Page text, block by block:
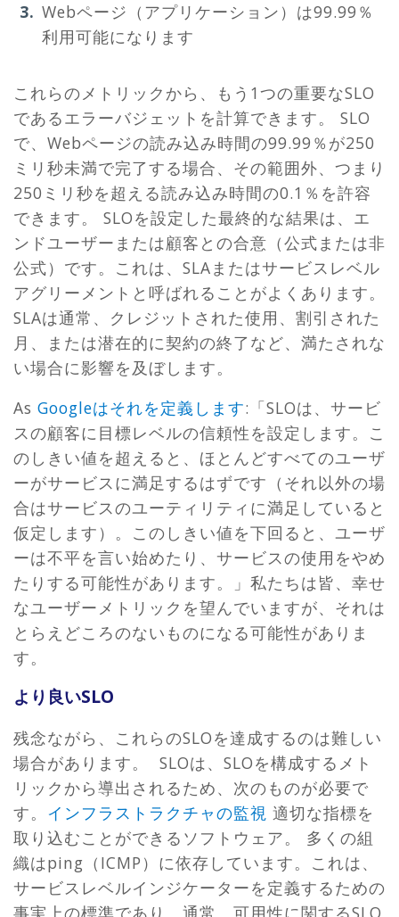
Webページ（アプリケーション）は99.99％
利用可能になります
これらのメトリックから、もう1つの重要なSLO
であるエラーバジェットを計算できます。 SLO
で、Webページの読み込み時間の99.99％が250
ミリ秒未満で完了する場合、その範囲外、つまり
250ミリ秒を超える読み込み時間の0.1％を許容
できます。 SLOを設定した最終的な結果は、エ
ンドユーザーまたは顧客との合意（公式または非
公式）です。これは、SLAまたはサービスレベル
アグリーメントと呼ばれることがよくあります。
SLAは通常、クレジットされた使用、割引された
月、または潜在的に契約の終了など、満たされな
い場合に影響を及ぼします。
As Googleはそれを定義します:「SLOは、サービ
スの顧客に目標レベルの信頼性を設定します。こ
のしきい値を超えると、ほとんどすべてのユーザ
ーがサービスに満足するはずです（それ以外の場
合はサービスのユーティリティに満足していると
仮定します）。このしきい値を下回ると、ユーザ
ーは不平を言い始めたり、サービスの使用をやめ
たりする可能性があります。」私たちは皆、幸せ
なユーザーメトリックを望んでいますが、それは
とらえどころのないものになる可能性がありま
す。
より良いSLO
残念ながら、これらのSLOを達成するのは難しい
場合があります。 SLOは、SLOを構成するメト
リックから導出されるため、次のものが必要で
す。 インフラストラクチャの監視 適切な指標を
取り込むことができるソフトウェア。 多くの組
織はping（ICMP）に依存しています。これは、
サービスレベルインジケーターを定義するための
事実上の標準であり、通常、可用性に関するSLO